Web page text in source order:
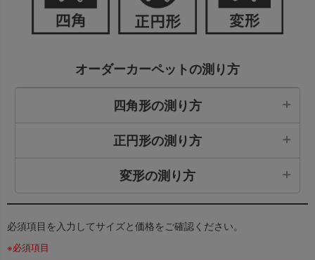
オーダーカーペットの測り方
四角形の測り方
ご希望のサイズのタテ・ヨコを測ってください。
正円形の測り方
変形の測り方
必須項目を入力してサイズと価格をご確認ください。
※必須項目